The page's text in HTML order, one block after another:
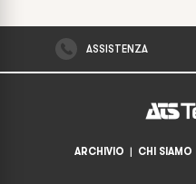
ASSISTENZA
ARCHIVIO | CHI SIAMO